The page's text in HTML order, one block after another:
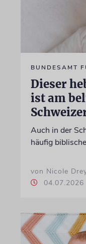
BUNDESAMT
Dieser
ist am
Auch in der
häufig
von Nicole
04.07.2026